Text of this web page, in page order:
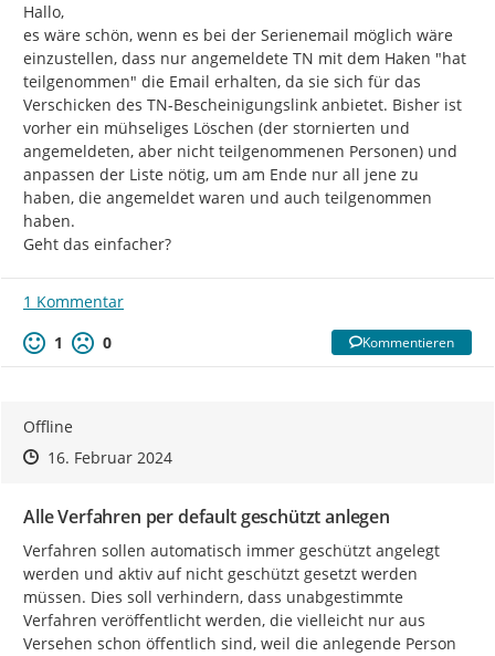
Hallo,
es wäre schön, wenn es bei der Serienemail möglich wäre
einzustellen, dass nur angemeldete TN mit dem Haken "hat
teilgenommen" die Email erhalten, da sie sich für das
Verschicken des TN-Bescheinigungslink anbietet. Bisher ist
vorher ein mühseliges Löschen (der stornierten und
angemeldeten, aber nicht teilgenommenen Personen) und
anpassen der Liste nötig, um am Ende nur all jene zu
haben, die angemeldet waren und auch teilgenommen
haben.
Geht das einfacher?
1 Kommentar
1
0 Kommentieren
Offline
Zeitpunkt des Erstellens
Zeitpunkt des Erstellens
16. Februar 2024Zur Äußerung
Alle Verfahren per default geschützt anlegen
Verfahren sollen automatisch immer geschützt angelegt
werden und aktiv auf nicht geschützt gesetzt werden
müssen. Dies soll verhindern, dass unabgestimmte
Verfahren veröffentlicht werden, die vielleicht nur aus
Versehen schon öffentlich sind, weil die anlegende Person